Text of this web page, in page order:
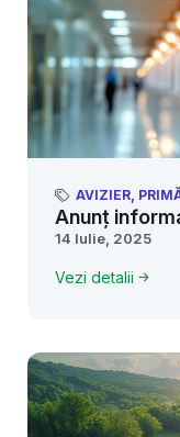
AVIZIER,
Anunț
14 Iulie, 2025
Vezi detalii